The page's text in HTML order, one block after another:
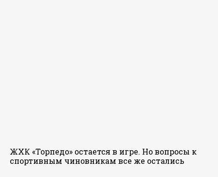
ЖХК «Торпедо» остается в игре. Но вопросы к
спортивным чиновникам все же остались